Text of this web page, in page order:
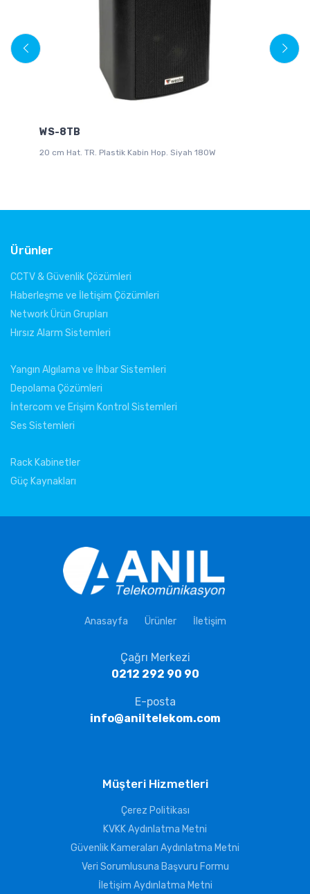
WS-8TB
20 cm Hat. TR. Plastik Kabin Hop. Siyah 180W
Ürünler
CCTV & Güvenlik Çözümleri
Haberleşme ve İletişim Çözümleri
Network Ürün Grupları
Hırsız Alarm Sistemleri
Yangın Algılama ve İhbar Sistemleri
Depolama Çözümleri
İntercom ve Erişim Kontrol Sistemleri
Ses Sistemleri
Rack Kabinetler
Güç Kaynakları
Anasayfa Ürünler İletişim
Çağrı Merkezi
0212 292 90 90
E-posta
info@aniltelekom.com
Müşteri Hizmetleri
Çerez Politikası
KVKK Aydınlatma Metni
Güvenlik Kameraları Aydınlatma Metni
Veri Sorumlusuna Başvuru Formu
İletişim Aydınlatma Metni